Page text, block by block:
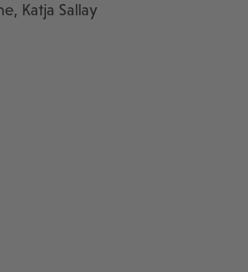
Katja Sallay